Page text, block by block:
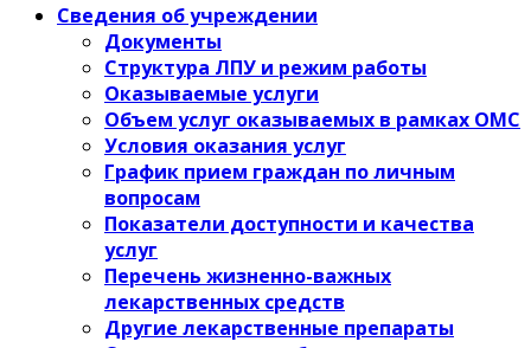
Сведения об учреждении
Документы
Структура ЛПУ и режим работы
Оказываемые услуги
Объем услуг оказываемых в рамках ОМС
Условия оказания услуг
График прием граждан по личным
вопросам
Показатели доступности и качества
услуг
Перечень жизненно-важных
лекарственных средств
Другие лекарственные препараты